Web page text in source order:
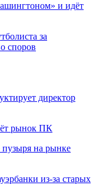
и идёт
за
споров
директор
рынок ПК
пузыря на рынке
из-за старых